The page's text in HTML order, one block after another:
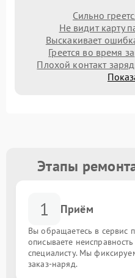
Сильно
Не видит карту
Выскакивает
Греется во время
Плохой контакт
Этапы
1 Приём
Вы обращаетесь в сервис
описываете
специалисту. Мы
заказ-наряд.